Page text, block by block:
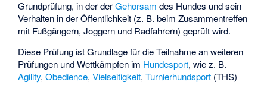
Grundprüfung, in der derGehorsam des Hundes und sein
Verhalten in der Öffentlichkeit (z. B. beim Zusammentreffen
mit Fußgängern, Joggern und Radfahrern) geprüft wird.
Diese Prüfung ist Grundlage für die Teilnahme an weiteren
Prüfungen und Wettkämpfen im Hundesport, wie z. B.
Agility,Obedience,Vielseitigkeit,Turnierhundsport (THS)